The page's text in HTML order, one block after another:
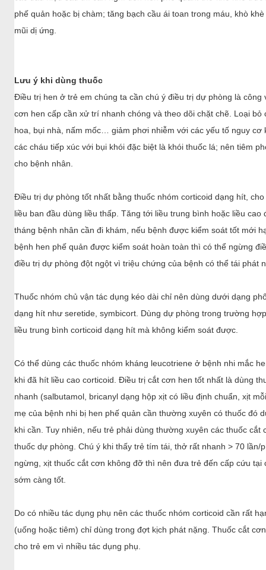
Điều trị dự phòng tốt nhất bằng thuốc nhóm corticoid dạng hít,
liều ban đầu dùng liều thấp. Tăng tới liều trung bình hoặc liều
điều trị dự phòng đột ngột vì triệu chứng của bệnh có thể tái phát
Thuốc nhóm chủ vận tác dụng kéo dài chỉ nên dùng dưới dạng
dạng hít như seretide, symbicort. Dùng dự phòng trong trường
liều trung bình corticoid dạng hít mà không kiểm soát được.
khi đã hít liều cao corticoid. Điều trị cắt cơn hen tốt nhất là dùng
nhanh (salbutamol, bricanyl dạng hộp xịt có liều định chuẩn, xịt
mẹ của bệnh nhi bị hen phế quản cần thường xuyên có thuốc đó
khi cần. Tuy nhiên, nếu trẻ phải dùng thường xuyên các thuốc
thuốc dự phòng. Chú ý khi thấy trẻ tím tái, thở rất nhanh > 70
Do có nhiều tác dụng phụ nên các thuốc nhóm corticoid cần rất
cho trẻ em vì nhiều tác dụng phụ.
Các loại thuốc cụ thể
Thuốc cắt cơn hen: Là các loại thuốc nhanh chóng cắt cơn hen
quanh đường dẫn khí giúp mở đường dẫn khí đang bị hẹp. Các
nay: ventolin (salbutamol), bricanyl (terbutaline) ... dùng dưới
dạng phun khí dung. Thuốc còn được sử dụng để cấp cứu cơn
chính: thuốc chống viêm và thuốc giãn phế quản tác dụng kéo
thuốc cơ bản do làm giảm tình trạng viêm giúp giảm chít hẹp
nhạy cảm đường dẫn khí với các chất kích thích. Thuốc hiện nay